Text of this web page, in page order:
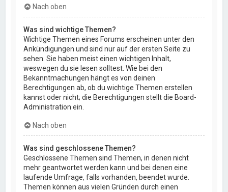
Nach oben
Was sind wichtige Themen?
Wichtige Themen eines Forums erscheinen unter den
Ankündigungen und sind nur auf der ersten Seite zu
sehen. Sie haben meist einen wichtigen Inhalt,
weswegen du sie lesen solltest. Wie bei den
Bekanntmachungen hängt es von deinen
Berechtigungen ab, ob du wichtige Themen erstellen
kannst oder nicht; die Berechtigungen stellt die Board-
Administration ein.
Nach oben
Was sind geschlossene Themen?
Geschlossene Themen sind Themen, in denen nicht
mehr geantwortet werden kann und bei denen eine
laufende Umfrage, falls vorhanden, beendet wurde.
Themen können aus vielen Gründen durch einen